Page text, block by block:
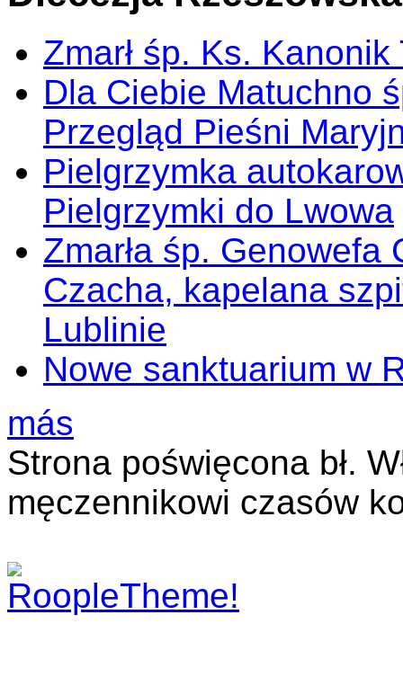
Zmarł śp. Ks.
Dla Ciebie Matuchno
Przegląd Pieśni
Pielgrzymka
Pielgrzymki do Lwowa
Zmarła śp.
Czacha, kapelana
Lublinie
Nowe sanktuarium w
más
Strona poświęcona bł.
męczennikowi czasów